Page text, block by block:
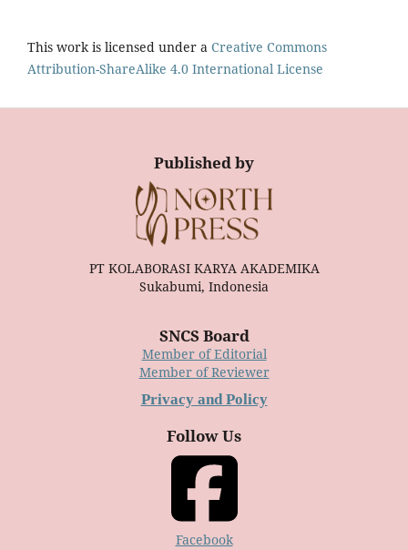
This work is licensed under a Creative Commons
Attribution-ShareAlike 4.0 International License
Published by
PT KOLABORASI KARYA AKADEMIKA
Sukabumi, Indonesia
SNCS Board
Member of Editorial
Member of Reviewer
Privacy and Policy
Follow Us
Facebook